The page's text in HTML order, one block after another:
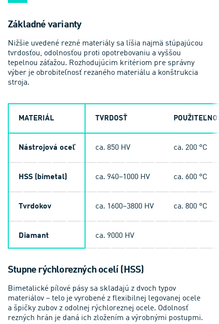
Základné varianty
Nižšie uvedené rezné materiály sa líšia najmä stúpajúcou
tvrdosťou, odolnosťou proti opotrebovaniu a vyššou
tepelnou záťažou. Rozhodujúcim kritériom pre správny
výber je obrobiteľnosť rezaného materiálu a konštrukcia
stroja.
MATERIÁL TVRDOSŤ
Nástrojová oceľ ca. 850 HV ca. 200 °C
HSS (bimetal) ca. 940–1000 HV ca. 600 °C
Tvrdokov ca. 1600–3800 HV ca. 800 °C
Diamant ca. 9000 HV
Stupne rýchlorezných ocelí (HSS)
Bimetalické pílové pásy sa skladajú z dvoch typov
materiálov – telo je vyrobené z flexibilnej legovanej ocele
a špičky zubov z odolnej rýchloreznej ocele. Odolnosť
rezných hrán je daná ich zložením a výrobnými postupmi.